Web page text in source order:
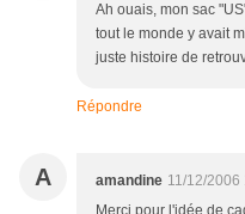
Ah ouais, mon sac
tout le monde y avait
juste histoire de
Répondre
A amandine 11/12/2006
Merci pour l'idée de